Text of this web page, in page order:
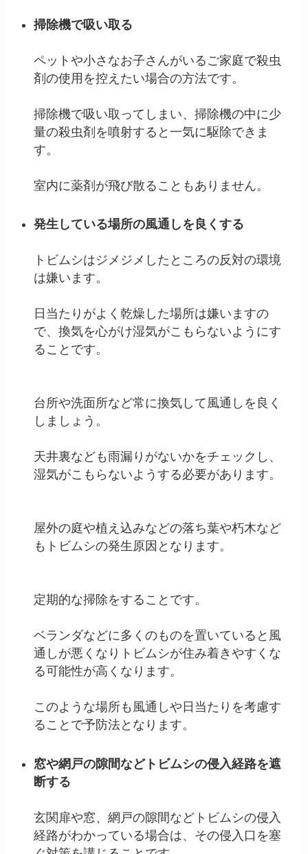
掃除機で吸い取る
ペットや小さなお子さんがいるご家庭で殺虫
剤の使用を控えたい場合の方法です。
掃除機で吸い取ってしまい、掃除機の中に少
量の殺虫剤を噴射すると一気に駆除できま
す。
室内に薬剤が飛び散ることもありません。
発生している場所の風通しを良くする
トビムシはジメジメしたところの反対の環境
は嫌います。
日当たりがよく乾燥した場所は嫌いますの
で、換気を心がけ湿気がこもらないようにす
ることです。
台所や洗面所など常に換気して風通しを良く
しましょう。
天井裏なども雨漏りがないかをチェックし、
湿気がこもらないようする必要があります。
屋外の庭や植え込みなどの落ち葉や朽木など
もトビムシの発生原因となります。
定期的な掃除をすることです。
ベランダなどに多くのものを置いていると風
通しが悪くなりトビムシが住み着きやすくな
る可能性が高くなります。
このような場所も風通しや日当たりを考慮す
ることで予防法となります。
窓や網戸の隙間などトビムシの侵入経路を遮
断する
玄関扉や窓、網戸の隙間などトビムシの侵入
経路がわかっている場合は、その侵入口を塞